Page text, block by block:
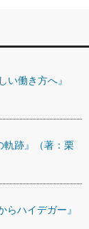
働き方へ』
跡』（著：栗
ハイデガー』